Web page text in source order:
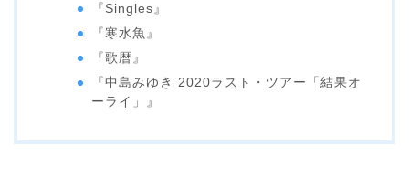
『Singles』
『寒水魚』
『歌暦』
『中島みゆき 2020ラスト・ツアー「結果オ
ーライ」』